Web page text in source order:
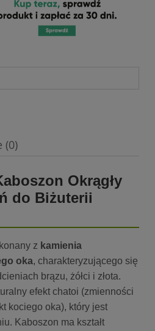
(0)
Okrągły
do Biżuterii
z kamienia
oka, charakteryzującego się
brązu, żółci i złota.
efekt chatoi (zmienności
kociego oka), który jest
Kaboszon ma kształt